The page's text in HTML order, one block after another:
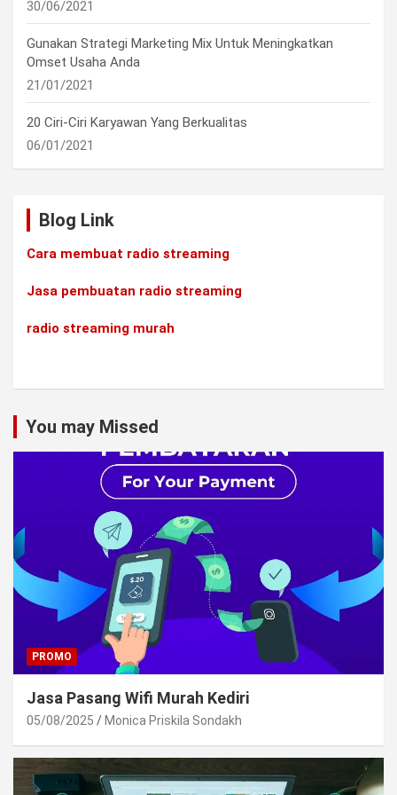
30/06/2021
Gunakan Strategi Marketing Mix Untuk Meningkatkan
Omset Usaha Anda
21/01/2021
20 Ciri-Ciri Karyawan Yang Berkualitas
06/01/2021
Blog Link
Cara membuat radio streaming
Jasa pembuatan radio streaming
radio streaming murah
You may Missed
PROMO
Jasa Pasang Wifi Murah Kediri
05/08/2025 Monica Priskila Sondakh